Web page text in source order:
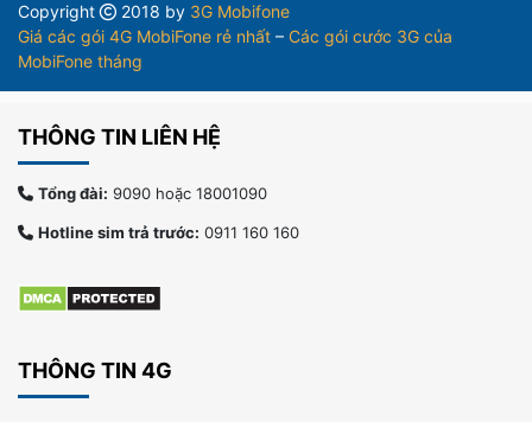
Copyright 2018 by 3G Mobifone
Giá các gói 4G MobiFone rẻ nhất – Các gói cước 3G của
MobiFone tháng
THÔNG TIN LIÊN HỆ
Tổng đài: 9090 hoặc 18001090
Hotline sim trả trước: 0911 160 160
THÔNG TIN 4G